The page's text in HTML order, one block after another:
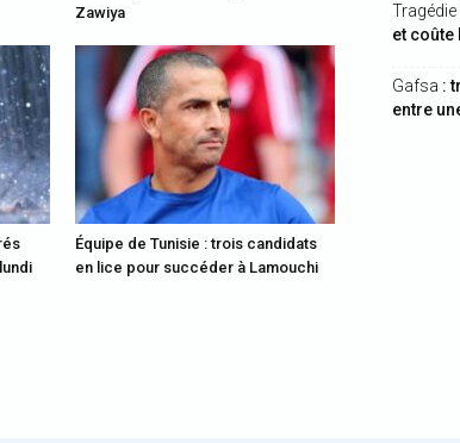
Zawiya
Équipe de Tunisie : trois candidats
en lice pour succéder à Lamouchi
Tragédie
et coûte
Gafsa :
entre